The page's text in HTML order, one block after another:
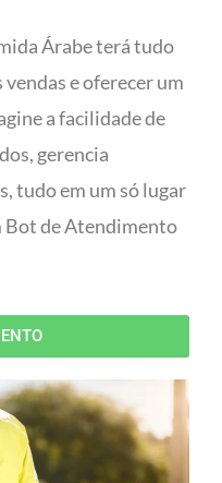
Árabe terá tudo
e oferecer um
a facilidade de
gerencia
tudo em um só lugar
Bot de Atendimento